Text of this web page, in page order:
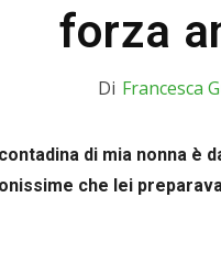
forza
Di Francesca
di mia nonna è
che lei